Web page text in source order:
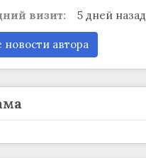
визит:
5 дней назад
автора